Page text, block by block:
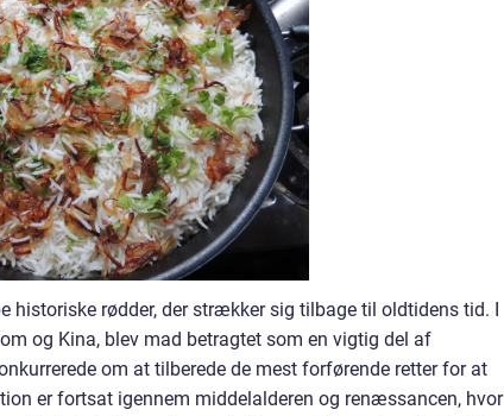
rødder, der strækker sig tilbage til oldtidens tid. I
og Kina, blev mad betragtet som en vigtig del af
om at tilberede de mest forførende retter for at
er fortsat igennem middelalderen og renæssancen, hvor